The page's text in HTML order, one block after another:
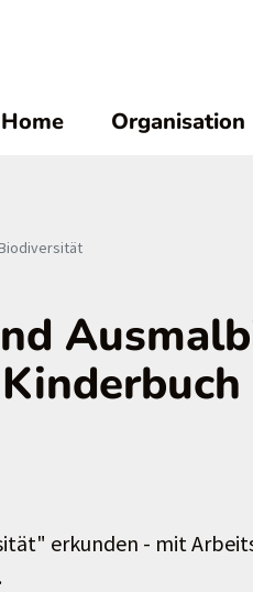
Home Organisation
erkunden - mit